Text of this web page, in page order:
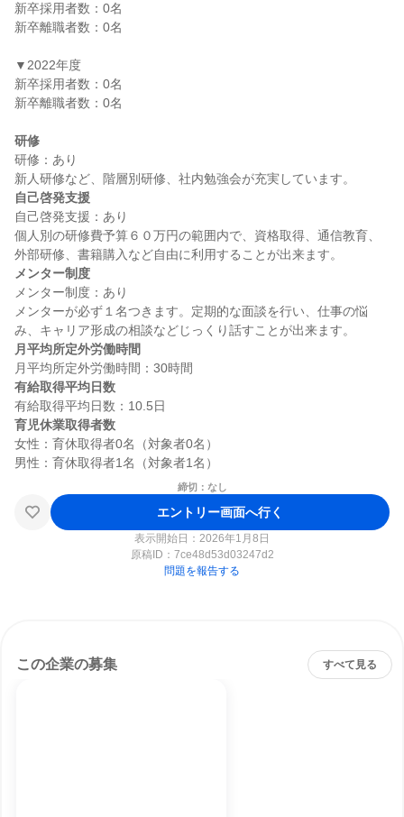
新卒採用者数：0名
新卒離職者数：0名
▼2022年度
新卒採用者数：0名
新卒離職者数：0名
研修
研修：あり
自己啓発支援
自己啓発支援：あり
個人別の研修費予算６０万円の範囲内で、資格取得、通信教育、
メンター制度
メンター制度：あり
メンターが必ず１名つきます。定期的な面談を行い、仕事の悩
月平均所定外労働時間
有給取得平均日数
育児休業取得者数
女性：育休取得者0名（対象者0名）
締切：なし
エントリー画面へ行く
表示開始日：2026年1月8日
原稿ID： 7ce48d53d03247d2
問題を報告する
この企業の募集 すべて見る